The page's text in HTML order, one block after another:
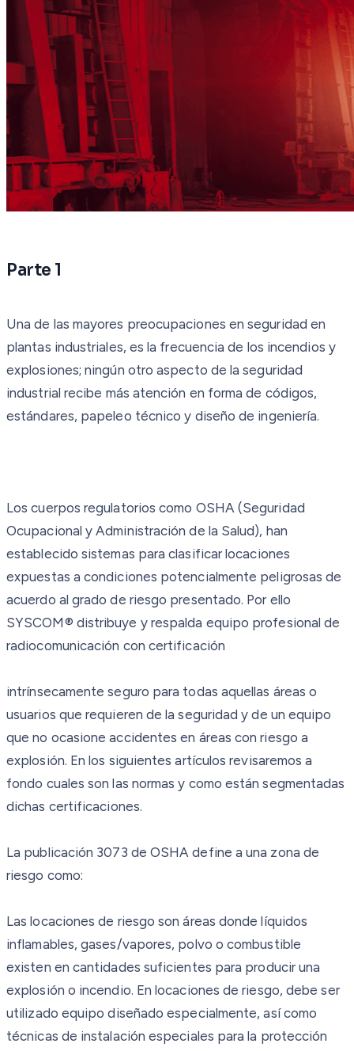
Parte 1
Una de las mayores preocupaciones en seguridad en
plantas industriales, es la frecuencia de los incendios y
explosiones; ningún otro aspecto de la seguridad
industrial recibe más atención en forma de códigos,
estándares, papeleo técnico y diseño de ingeniería.
Los cuerpos regulatorios como OSHA (Seguridad
Ocupacional y Administración de la Salud), han
establecido sistemas para clasificar locaciones
expuestas a condiciones potencialmente peligrosas de
acuerdo al grado de riesgo presentado. Por ello
SYSCOM® distribuye y respalda equipo profesional de
radiocomunicación con certificación
intrínsecamente seguro para todas aquellas áreas o
usuarios que requieren de la seguridad y de un equipo
que no ocasione accidentes en áreas con riesgo a
explosión. En los siguientes artículos revisaremos a
fondo cuales son las normas y como están segmentadas
dichas certificaciones.
La publicación 3073 de OSHA define a una zona de
riesgo como:
Las locaciones de riesgo son áreas donde líquidos
inflamables, gases/vapores, polvo o combustible
existen en cantidades suficientes para producir una
explosión o incendio. En locaciones de riesgo, debe ser
utilizado equipo diseñado especialmente, así como
técnicas de instalación especiales para la protección